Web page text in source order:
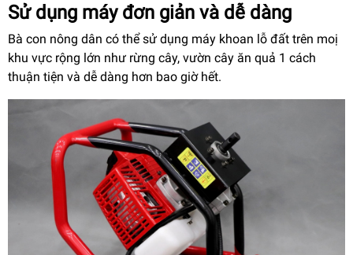
Sử dụng máy đơn giản và dễ dàng
Bà con nông dân có thể sử dụng máy khoan lỗ đất trên moị
khu vực rộng lớn như rừng cây, vườn cây ăn quả 1 cách
thuận tiện và dễ dàng hơn bao giờ hết.